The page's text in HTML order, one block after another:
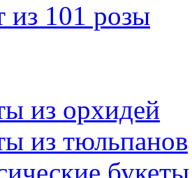
из 101 розы
из орхидей
из тюльпанов